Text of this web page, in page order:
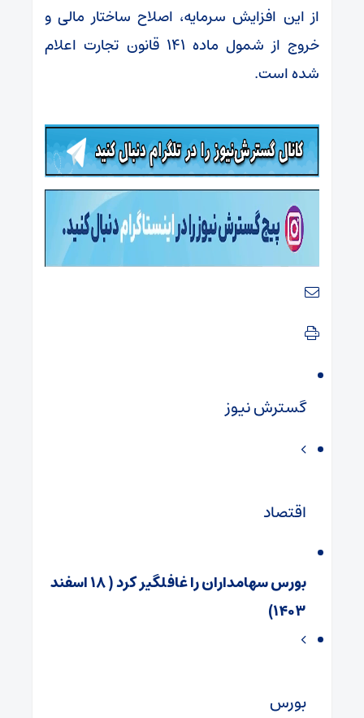
از این افزایش سرمایه، اصلاح ساختار مالی و
خروج از شمول ماده ۱۴۱ قانون تجارت اعلام
شده است.
گسترش نیوز
اقتصاد
بورس سهامداران را غافلگیر کرد ( ۱۸ اسفند
۱۴۰۳)
بورس